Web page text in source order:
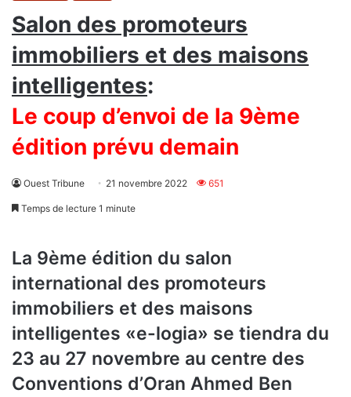
Salon des promoteurs
immobiliers et des maisons
intelligentes:
Le coup d’envoi de la 9ème
édition prévu demain
Ouest Tribune 21 novembre 2022 651
Temps de lecture 1 minute
La 9ème édition du salon
international des promoteurs
immobiliers et des maisons
intelligentes «e-logia» se tiendra du
23 au 27 novembre au centre des
Conventions d’Oran Ahmed Ben